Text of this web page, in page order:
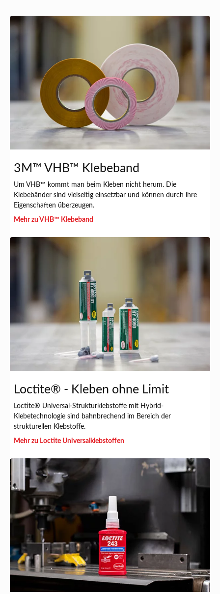
3M™ VHB™ Klebeband
Um VHB™ kommt man beim Kleben nicht herum. Die
Klebebänder sind vielseitig einsetzbar und können durch ihre
Eigenschaften überzeugen.
Mehr zu VHB™ Klebeband
Loctite® - Kleben ohne Limit
Loctite® Universal-Strukturklebstoffe mit Hybrid-
Klebetechnologie sind bahnbrechend im Bereich der
strukturellen Klebstoffe.
Mehr zu Loctite Universalklebstoffen